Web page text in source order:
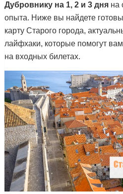
Дубровнику на 1, 2 и 3 дняна
опыта. Ниже вы найдете
карту Старого города,
лайфхаки, которые помогут
на входных билетах.